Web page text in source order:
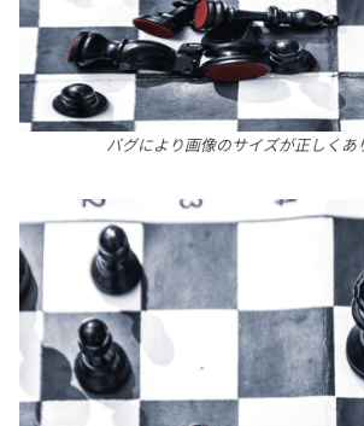
バグにより画像のサイズが正しくあ